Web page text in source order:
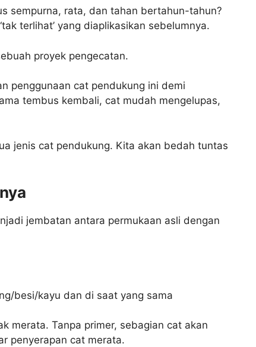
sempurna, rata, dan tahan bertahun-tahun?
terlihat’ yang diaplikasikan sebelumnya.
proyek pengecatan.
penggunaan cat pendukung ini demi
tembus kembali, cat mudah mengelupas,
jenis cat pendukung. Kita akan bedah tuntas
jembatan antara permukaan asli dengan
besi/kayu dan di saat yang sama
merata. Tanpa primer, sebagian cat akan
penyerapan cat merata.